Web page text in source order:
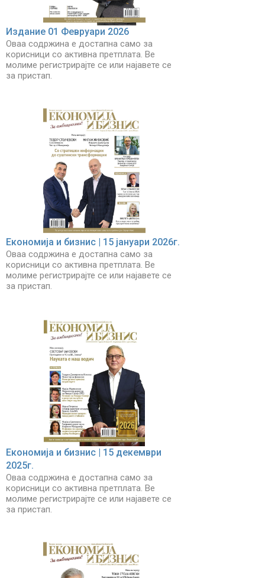
Издание 01 Февруари 2026
Оваа содржина е достапна само за
корисници со активна претплата. Ве
молиме регистрирајте се или најавете се
за пристап.
Економија и бизнис | 15 јануари 2026г.
Оваа содржина е достапна само за
корисници со активна претплата. Ве
молиме регистрирајте се или најавете се
за пристап.
Економија и бизнис | 15 декември
2025г.
Оваа содржина е достапна само за
корисници со активна претплата. Ве
молиме регистрирајте се или најавете се
за пристап.